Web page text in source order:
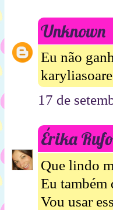
Unknown
Eu não
17 de
Érika Rufo
Que lindo
Eu também
Vou usar